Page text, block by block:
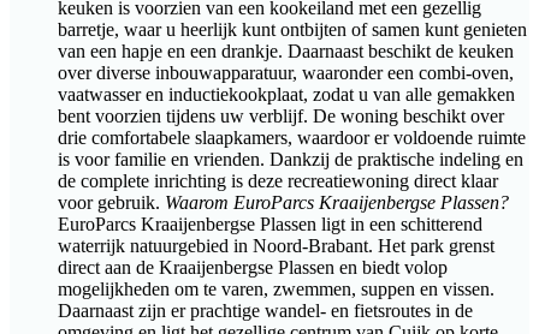
keuken is voorzien van een kookeiland met een gezellig
barretje, waar u heerlijk kunt ontbijten of samen kunt genieten
van een hapje en een drankje. Daarnaast beschikt de keuken
over diverse inbouwapparatuur, waaronder een combi-oven,
vaatwasser en inductiekookplaat, zodat u van alle gemakken
bent voorzien tijdens uw verblijf. De woning beschikt over
drie comfortabele slaapkamers, waardoor er voldoende ruimte
is voor familie en vrienden. Dankzij de praktische indeling en
de complete inrichting is deze recreatiewoning direct klaar
voor gebruik. Waarom EuroParcs Kraaijenbergse Plassen?
EuroParcs Kraaijenbergse Plassen ligt in een schitterend
waterrijk natuurgebied in Noord-Brabant. Het park grenst
direct aan de Kraaijenbergse Plassen en biedt volop
mogelijkheden om te varen, zwemmen, suppen en vissen.
Daarnaast zijn er prachtige wandel- en fietsroutes in de